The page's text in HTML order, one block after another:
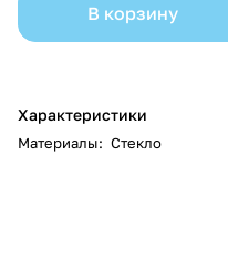
В корзину
Характеристики
Материалы: Стекло